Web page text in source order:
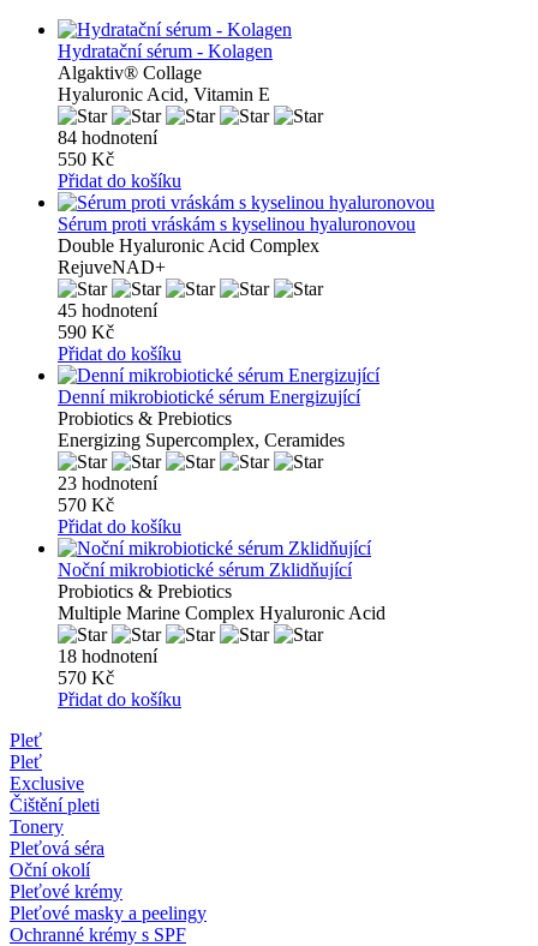
Hydratační sérum - Kolagen
Algaktiv® Collage
Hyaluronic Acid, Vitamin E
84 hodnotení
550 Kč
Přidat do košíku
Sérum proti vráskám s kyselinou hyaluronovou
Double Hyaluronic Acid Complex
RejuveNAD+
45 hodnotení
590 Kč
Přidat do košíku
Denní mikrobiotické sérum Energizující
Probiotics & Prebiotics
Energizing Supercomplex, Ceramides
23 hodnotení
570 Kč
Přidat do košíku
Noční mikrobiotické sérum Zklidňující
Probiotics & Prebiotics
Multiple Marine Complex Hyaluronic Acid
18 hodnotení
570 Kč
Přidat do košíku
Pleť
Pleť
Exclusive
Čištění pleti
Tonery
Pleťová séra
Oční okolí
Pleťové krémy
Pleťové masky a peelingy
Ochranné krémy s SPF